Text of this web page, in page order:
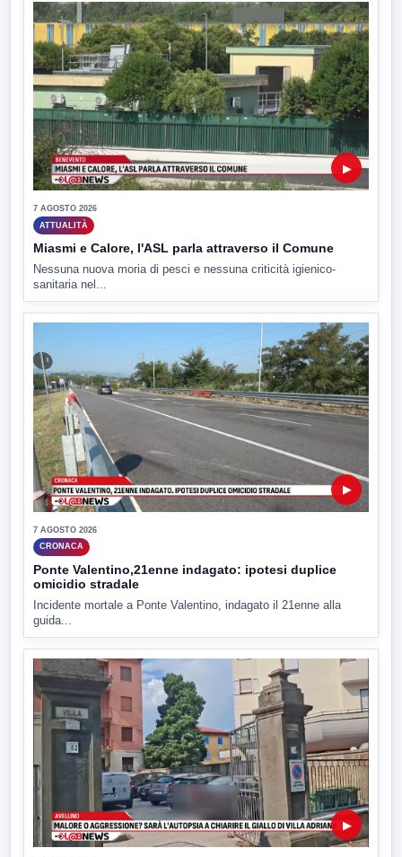
▶
7 AGOSTO 2026
ATTUALITÀ
Miasmi e Calore, l'ASL parla attraverso il Comune
Nessuna nuova moria di pesci e nessuna criticità igienico-
sanitaria nel...
▶
7 AGOSTO 2026
CRONACA
Ponte Valentino,21enne indagato: ipotesi duplice
omicidio stradale
Incidente mortale a Ponte Valentino, indagato il 21enne alla
guida...
▶